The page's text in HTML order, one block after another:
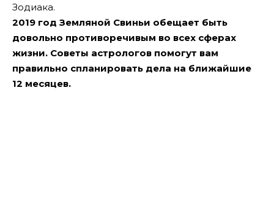
Зодиака.
2019 год Земляной Свиньи обещает быть
довольно противоречивым во всех сферах
жизни. Советы астрологов помогут вам
правильно спланировать дела на ближайшие
12 месяцев.